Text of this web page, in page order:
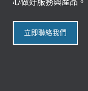
立即聯絡我們